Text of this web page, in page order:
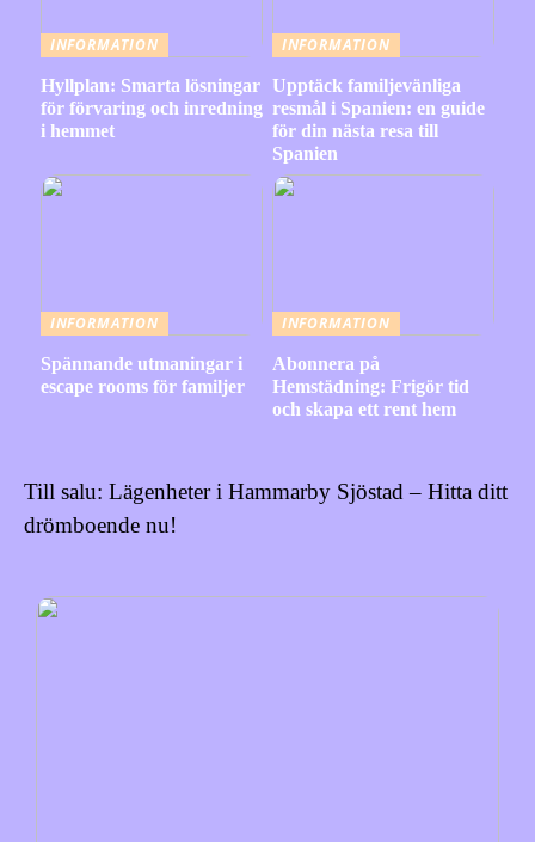
INFORMATION
Hyllplan: Smarta lösningar
för förvaring och inredning
i hemmet
INFORMATION
Upptäck familjevänliga
resmål i Spanien: en guide
för din nästa resa till
Spanien
INFORMATION
Spännande utmaningar i
escape rooms för familjer
INFORMATION
Abonnera på
Hemstädning: Frigör tid
och skapa ett rent hem
Till salu: Lägenheter i Hammarby Sjöstad – Hitta ditt
drömboende nu!